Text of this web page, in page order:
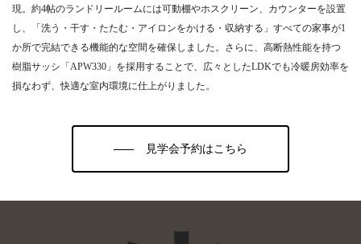
現。約4帖のランドリールームには可動棚やホスクリーン、カウンターを設置
し、「洗う・干す・たたむ・アイロンをかける・収納する」すべての家事が1
か所で完結できる機能的な空間を確保しました。さらに、高断熱性能を持つ
樹脂サッシ「APW330」を採用することで、広々としたLDKでも冷暖房効率を
損なわず、快適な室内環境に仕上がりました。
見学会予約はこちら